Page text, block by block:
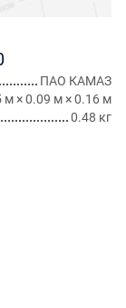
ПАО КАМАЗ
м × 0.09 м × 0.16 м
0.48 кг